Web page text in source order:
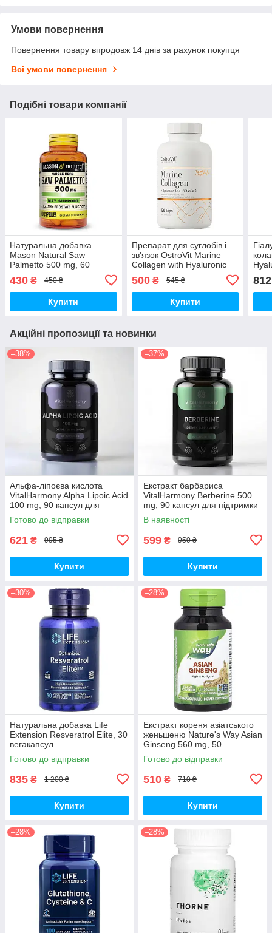
Умови повернення
Повернення товару впродовж 14 днів за рахунок покупця
Всі умови повернення
Подібні товари компанії
Натуральна добавка
Mason Natural Saw
Palmetto 500 mg, 60
430 ₴ 450 ₴
Купити
Препарат для суглобів і
зв'язок OstroVit Marine
Collagen with Hyaluronic
капсул
500₴ 545 ₴
Купити
812
Акційні пропозиції та новинки
–38%
Альфа-ліпоєва кислота
VitalHarmony Alpha Lipoic Acid
100 mg, 90 капсул для
антиоксидантного захисту
Готово до відправки
621 ₴ 995 ₴
Купити
–37%
Екстракт барбариса
VitalHarmony Berberine 500
mg, 90 капсул для підтримки
рівня цукру в крові
В наявності
599 ₴ 950 ₴
Купити
–30%
Натуральна добавка Life
Extension Resveratrol Elite, 30
вегакапсул
Готово до відправки
835 ₴ 1 200 ₴
Купити
–28%
Екстракт кореня азіатського
женьшеню Nature's Way Asian
Ginseng 560 mg, 50
вегакапсул для підвищення
життєвого тонусу
Готово до відправки
510 ₴ 710 ₴
Купити
–28% –28%